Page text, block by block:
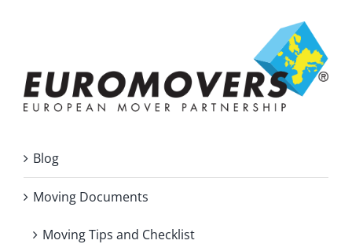
Blog
Moving Documents
Moving Tips and Checklist